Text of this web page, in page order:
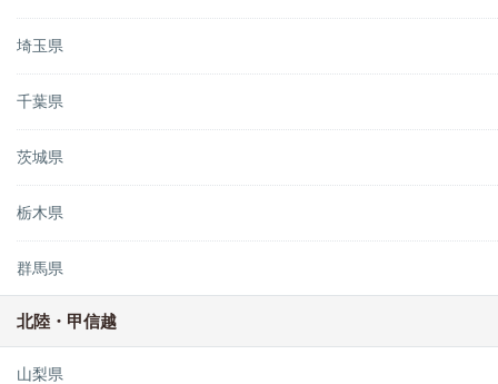
埼玉県
千葉県
茨城県
栃木県
群馬県
北陸・甲信越
山梨県